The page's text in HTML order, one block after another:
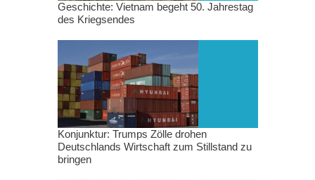
Geschichte: Vietnam begeht 50. Jahrestag
des Kriegsendes
Konjunktur: Trumps Zölle drohen
Deutschlands Wirtschaft zum Stillstand zu
bringen